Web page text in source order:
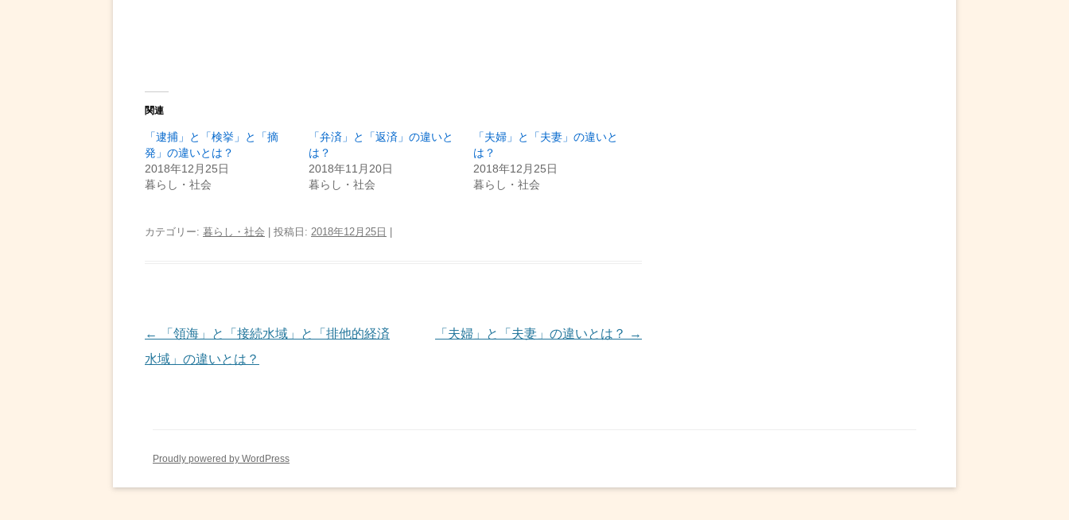
関連
「逮捕」と「検挙」と「摘
発」の違いとは？
2018年12月25日
暮らし・社会
「弁済」と「返済」の違いと
は？
2018年11月20日
暮らし・社会
「夫婦」と「夫妻」の違いと
は？
2018年12月25日
暮らし・社会
カテゴリー: 暮らし・社会 | 投稿日: 2018年12月25日
投
稿
ー
シ
←
「領海」と「接続水域」と「排他的経済
水域」の違いとは？
「夫婦」と「夫妻」の違いとは？ →
Proudly powered by WordPress